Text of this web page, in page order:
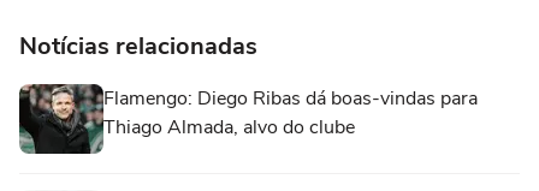
Notícias relacionadas
Flamengo: Diego Ribas dá boas-vindas para
Thiago Almada, alvo do clube